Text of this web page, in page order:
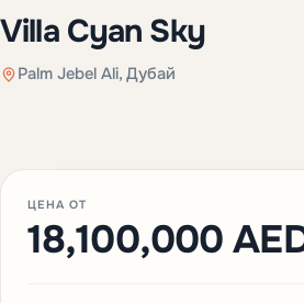
Villa Cyan Sky
Palm Jebel Ali, Дубай
ЦЕНА ОТ
18,100,000